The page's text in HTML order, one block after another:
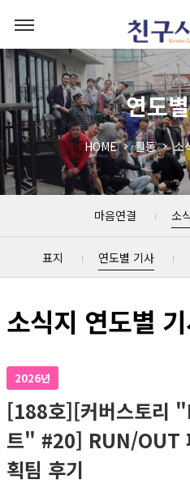
연도
HOME 활동 소
마음연결 소
표지 연도별 기사
소식지 연도별
2026년
[188호][커버스토리
트" #20] RUN/OUT
획팀 후기